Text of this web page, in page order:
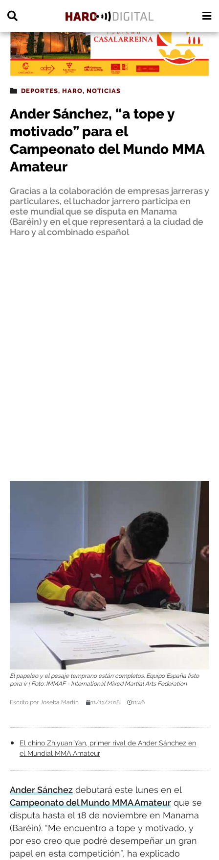
DEPORTES, HARO, NOTICIAS
Ander Sánchez, “a tope y
motivado” para el
Campeonato del Mundo MMA
Amateur
Gracias a la colaboración de empresas jarreras y
particulares, el luchador jarrero participa en
este mundial que se disputa en Manama
(Baréin) y en el que representará a la ciudad de
Haro y al combinado español
El papeleo y el pesaje temprano están completos. Equipo España listo
para ir | Foto: IMMAF - International Mixed Martial Arts Federation
Escrito por Joseba Martín 11/11/2018 11:46
El chino Zhiyuan Yan, primer rival de Ander Sánchez en
el Mundial MMA Amateur
Ander Sánchez debutará este lunes en el
Campeonato del Mundo MMA Amateur que se
disputa hasta el 18 de noviembre en Manama
(Baréin). “Me encuentro a tope y motivado, y
por eso creo que podré desempeñar un gran
papel en esta competición”, ha explicado